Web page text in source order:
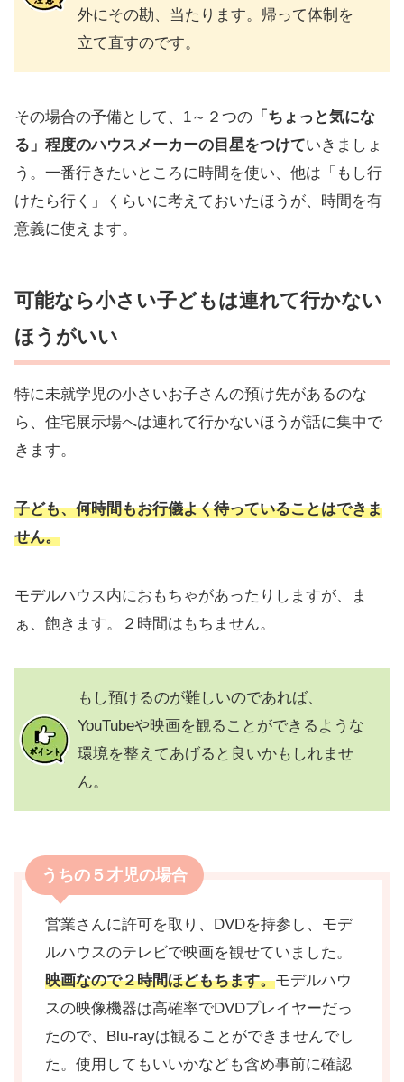
外にその勘、当たります。帰って体制を
立て直すのです。
その場合の予備として、1～２つの 「ちょっと気にな
る」程度のハウスメーカーの目星をつけていきましょ
う。一番行きたいところに時間を使い、他は「もし行
けたら行く」くらいに考えておいたほうが、時間を有
意義に使えます。
可能なら小さい子どもは連れて行かない
ほうがいい
特に未就学児の小さいお子さんの預け先があるのな
ら、住宅展示場へは連れて行かないほうが話に集中で
きます。
子ども、何時間もお行儀よく待っていることはできま
せん。
モデルハウス内におもちゃがあったりしますが、ま
ぁ、飽きます。２時間はもちません。
もし預けるのが難しいのであれば、
YouTubeや映画を観ることができるような
環境を整えてあげると良いかもしれませ
ん。
うちの５才児の場合
営業さんに許可を取り、DVDを持参し、モデ
ルハウスのテレビで映画を観せていました。
映画なので２時間ほどもちます。モデルハウ
スの映像機器は高確率でDVDプレイヤーだっ
たので、Blu-rayは観ることができませんでし
た。使用してもいいかなども含め事前に確認